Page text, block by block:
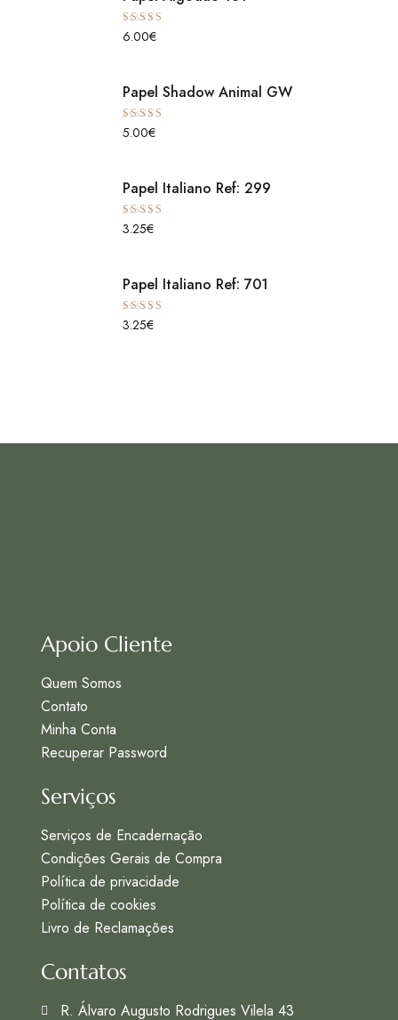
Avaliação
5.00 de 5
6.00€
Papel Shadow Animal GW
Avaliação
5.00 de 5
5.00€
Papel Italiano Ref: 299
Avaliação
5.00de 5
3.25€
Papel Italiano Ref: 701
Avaliação
5.00de 5
3.25€
Apoio Cliente
Quem Somos
Contato
Minha Conta
Recuperar Password
Serviços
Serviços de Encadernação
Condições Gerais de Compra
Política de privacidade
Política de cookies
Livro de Reclamações
Contatos
R. Álvaro Augusto Rodrigues Vilela 43